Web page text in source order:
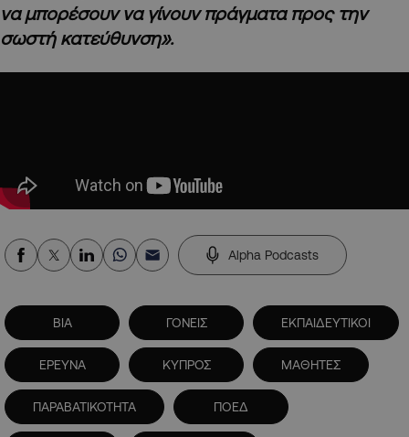
να μπορέσουν να γίνουν πράγματα προς την
σωστή κατεύθυνση».
Alpha Podcasts
ΒΙΑ ΓΟΝΕΙΣ ΕΚΠΑΙΔΕΥΤΙΚΟΙ
ΕΡΕΥΝΑ ΚΥΠΡΟΣ ΜΑΘΗΤΕΣ
ΠΑΡΑΒΑΤΙΚΟΤΗΤΑ ΠΟΕΔ